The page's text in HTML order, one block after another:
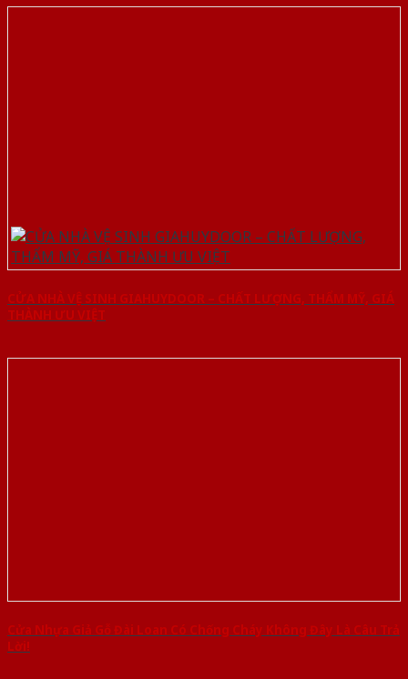
CỬA NHÀ VỆ SINH GIAHUYDOOR – CHẤT LƯỢNG, THẨM MỸ, GIÁ
THÀNH ƯU VIỆT
Cửa Nhựa Giả Gỗ Đài Loan Có Chống Cháy Không Đây Là Câu Trả
Lời!